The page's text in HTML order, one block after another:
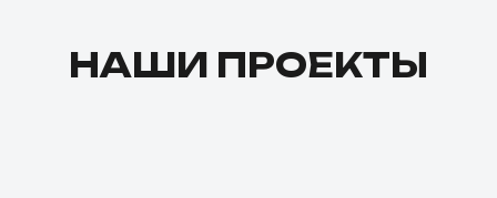
НАШИ ПРОЕКТЫ